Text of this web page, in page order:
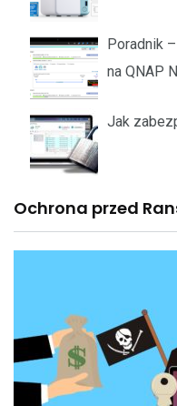
Poradnik
na QNAP
Jak
Ochrona przed